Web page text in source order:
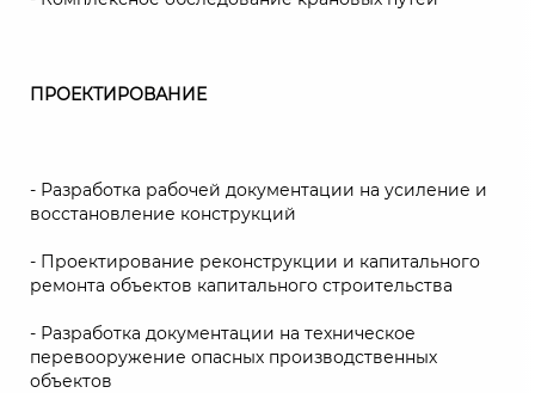
ПРОЕКТИРОВАНИЕ
- Разработка рабочей документации на усиление и
восстановление конструкций
- Проектирование реконструкции и капитального
ремонта объектов капитального строительства
- Разработка документации на техническое
перевооружение опасных производственных
объектов